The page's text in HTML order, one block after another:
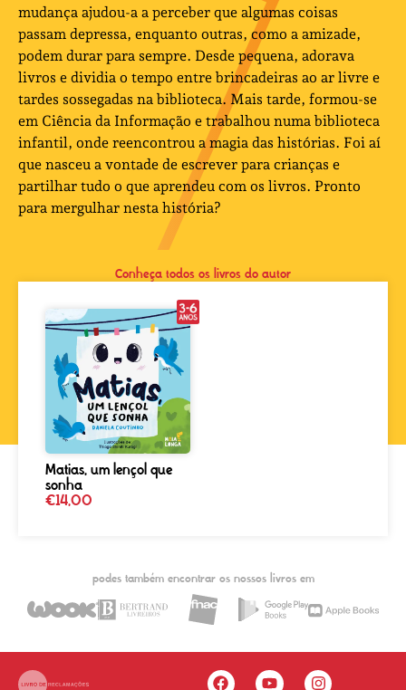
mudança ajudou-a a perceber que algumas coisas
passam depressa, enquanto outras, como a amizade,
podem durar para sempre. Desde pequena, adorava
livros e dividia o tempo entre brincadeiras ao ar livre e
tardes sossegadas na biblioteca. Mais tarde, formou-se
em Ciência da Informação e trabalhou numa biblioteca
infantil, onde reencontrou a magia das histórias. Foi aí
que nasceu a vontade de escrever para crianças e
partilhar tudo o que aprendeu com os livros. Pronto
para mergulhar nesta história?
Conheça todos os livros do autor
Matias, um lençol que
sonha
€14,00
podes também encontrar os nossos livros em